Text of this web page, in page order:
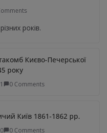
років.
Києво-Печерської
року
0 Comments
Київ 1861-1862 рр.
0 Comments